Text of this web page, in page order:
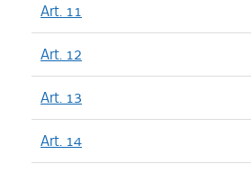
Art. 11
Art. 12
Art. 13
Art. 14